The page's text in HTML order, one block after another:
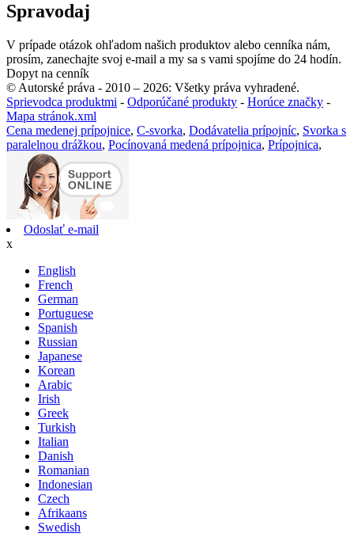
Spravodaj
V prípade otázok ohľadom našich produktov alebo cenníka nám,
prosím, zanechajte svoj e-mail a my sa s vami spojíme do 24 hodín.
Dopyt na cenník
© Autorské práva - 2010 – 2026: Všetky práva vyhradené.
Sprievodca produktmi - Odporúčané produkty - Horúce značky -
Mapa stránok.xml
Cena medenej prípojnice, C-svorka, Dodávatelia prípojníc, Svorka s
paralelnou drážkou, Pocínovaná medená prípojnica, Prípojnica,
Odoslať e-mail
x
English
French
German
Portuguese
Spanish
Russian
Japanese
Korean
Arabic
Irish
Greek
Turkish
Italian
Danish
Romanian
Indonesian
Czech
Afrikaans
Swedish